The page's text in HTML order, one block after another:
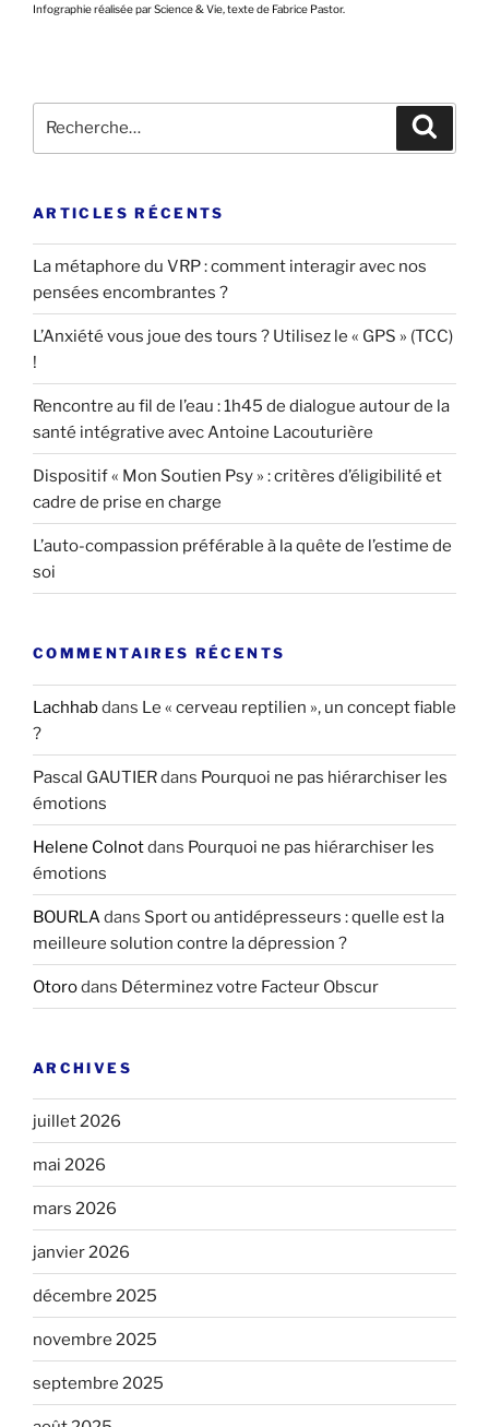
Infographie réalisée par Science & Vie, texte de Fabrice Pastor.
pour
ARTICLES RÉCENTS
La métaphore du VRP : comment interagir avec nos
pensées encombrantes ?
L’Anxiété vous joue des tours ? Utilisez le « GPS » (TCC)
!
Rencontre au fil de l’eau : 1h45 de dialogue autour de la
santé intégrative avec Antoine Lacouturière
Dispositif « Mon Soutien Psy » : critères d’éligibilité et
cadre de prise en charge
L’auto-compassion préférable à la quête de l’estime de
soi
COMMENTAIRES RÉCENTS
Lachhabdans Le « cerveau reptilien », un concept fiable
?
Pascal GAUTIERdans Pourquoi ne pas hiérarchiser les
émotions
Helene Colnotdans Pourquoi ne pas hiérarchiser les
émotions
BOURLA dans Sport ou antidépresseurs : quelle est la
meilleure solution contre la dépression ?
Otorodans Déterminez votre Facteur Obscur
ARCHIVES
juillet 2026
mai 2026
mars 2026
janvier 2026
décembre 2025
novembre 2025
septembre 2025